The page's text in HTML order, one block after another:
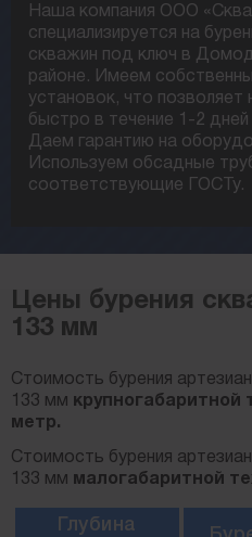
Наша компания ООО
специализируется на
скважин под ключ в
районе. Имеем
установок, что позволяет
быстро в течение 1-2
Даем гарантию на
Используем обсадные
соответствующие ГОСТу.
Цены бурения
133 мм
Стоимость бурения
133 мм
крупногабаритной
метр.
Стоимость бурения
133 мм
малогабаритной
Глубина